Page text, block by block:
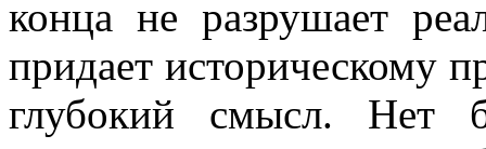
конца не разрушает
придает историческому
глубокий смысл. Нет